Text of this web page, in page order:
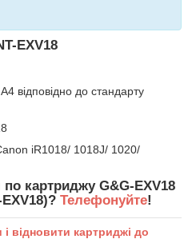
EXV18
відповідно до стандарту
iR1018/ 1018J/ 1020/
картриджу G&G-EXV18
Телефонуйте!
і відновити картриджі до